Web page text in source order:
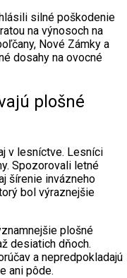
silné poškodenie
na výnosoch na
Nové Zámky a
dosahy na ovocné
plošné
v lesníctve. Lesníci
Spozorovali letné
šírenie invázneho
bol výraznejšie
plošné
desiatich dňoch.
a nepredpokladajú
ani pôde.